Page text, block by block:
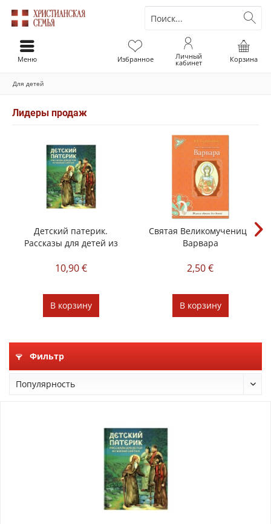
Корзина
Избранное Личный
кабинет
Меню
Для детей
Лидеры продаж
Детский патерик.
Рассказы для детей из
10,90 €
В корзину
Святая Великомученица
Варвара
2,50 €
В корзину
Фильтр